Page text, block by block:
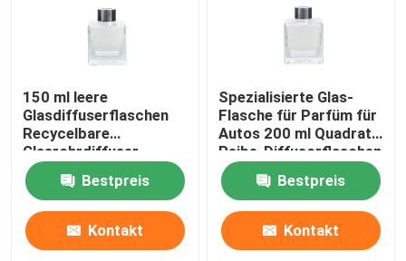
150 ml leere
Glasdiffuserflaschen
Recycelbare
Glasrohrdiffuser
Bestpreis
Kontakt
Spezialisierte Glas-
Flasche für Parfüm für
Autos 200 ml Quadrat-
Reibe-Diffusorflaschen
Bestpreis
Kontakt